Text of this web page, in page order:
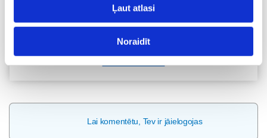
Ļaut atlasi
Noraidīt
Pieteikties
Lai komentētu, Tev ir jāielogojas